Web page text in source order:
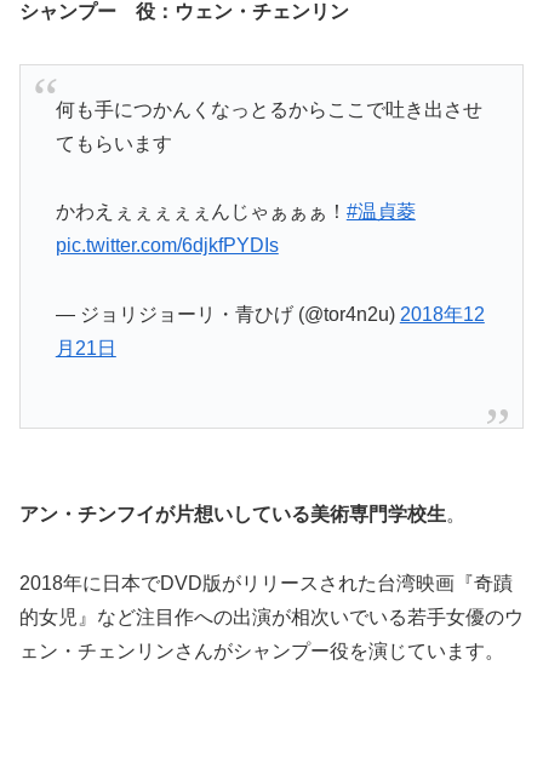
シャンプー 役：ウェン・チェンリン
何も手につかんくなっとるからここで吐き出させ
てもらいます
かわえぇぇぇぇぇんじゃぁぁぁ！ #温貞菱
pic.twitter.com/6djkfPYDIs
— ジョリジョーリ・青ひげ (@tor4n2u) 2018年12
月21日
アン・チンフイが片想いしている美術専門学校生。
2018年に日本でDVD版がリリースされた台湾映画『奇蹟
的女児』など注目作への出演が相次いでいる若手女優のウ
ェン・チェンリンさんがシャンプー役を演じています。